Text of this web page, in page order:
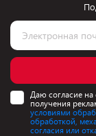
Даю согласие
получения
условиями
обработкой,
согласия или